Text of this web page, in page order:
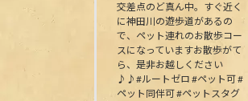
交差点のど真ん中。すぐ近く
に神田川の遊歩道があるの
で、ペット連れのお散歩コー
スになっていますお散歩がて
ら、是非お越しください
♪♪#ルートゼロ #ペット可 #
ペット同伴可 #ペットスタグ